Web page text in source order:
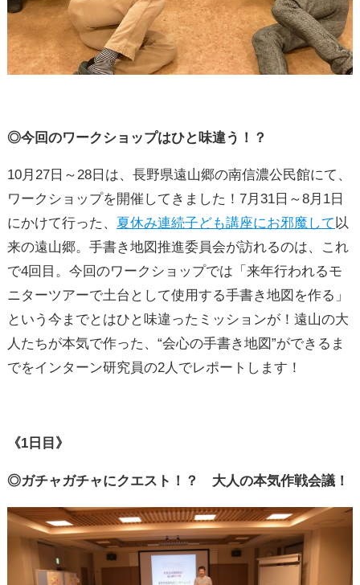
◎今回のワークショップはひと味違う！？
10月27日～28日は、長野県遠山郷の南信濃公民館にて、
ワークショップを開催してきました！7月31日～8月1日
にかけて行った、 夏休み連続子ども講座にお邪魔して以
来の遠山郷。手書き地図推進委員会が訪れるのは、これ
で4回目。今回のワークショップでは「来年行われるモ
ニターツアーで土台として使用する手書き地図を作る」
という今までとはひと味違ったミッションが！遠山の大
人たちが本気で作った、“会心の手書き地図”ができるま
でをインターン研究員の2人でレポートします！
《1日目》
◎ガチャガチャにクエスト！？ 大人の本気作戦会議！